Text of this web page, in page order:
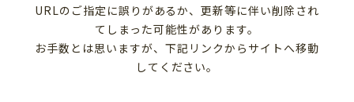
URLのご指定に誤りがあるか、更新等に伴い削除され
てしまった可能性があります。
お手数とは思いますが、下記リンクからサイトへ移動
してください。